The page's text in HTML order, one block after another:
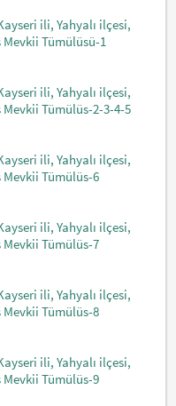
ili, Yahyalı ilçesi,
Tümülüsü-1
ili, Yahyalı ilçesi,
Tümülüs-2-3-4-5
ili, Yahyalı ilçesi,
Tümülüs-6
ili, Yahyalı ilçesi,
Tümülüs-7
ili, Yahyalı ilçesi,
Tümülüs-8
ili, Yahyalı ilçesi,
Tümülüs-9